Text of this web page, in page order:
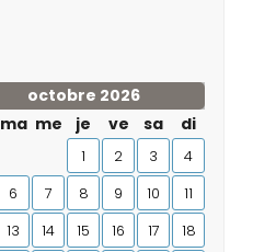
octobre 2026
ma me je ve sa di
1 2 3
4
6 7 8 9 10
11
13 14 15 16 17
18